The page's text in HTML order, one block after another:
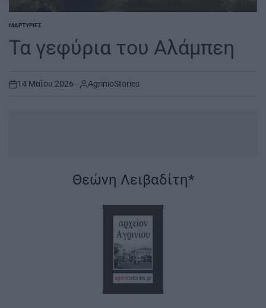
POSTED
ΜΑΡΤΥΡΊΕΣ
Τα γεφύρια του Αλάμπεη
on
14 Μαΐου 2026 AgrinioStories
Θεώνη Λειβαδίτη*